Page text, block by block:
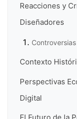
Reacciones y
Diseñadores
Contexto
Perspectivas
Digital